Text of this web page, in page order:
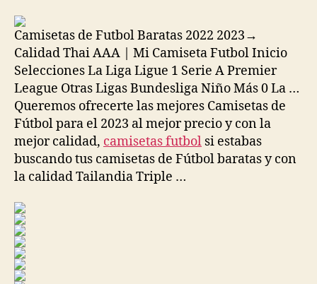
Camisetas de Futbol Baratas 2022 2023→
Calidad Thai AAA | Mi Camiseta Futbol Inicio
Selecciones La Liga Ligue 1 Serie A Premier
League Otras Ligas Bundesliga Niño Más 0 La …
Queremos ofrecerte las mejores Camisetas de
Fútbol para el 2023 al mejor precio y con la
mejor calidad, camisetas futbol si estabas
buscando tus camisetas de Fútbol baratas y con
la calidad Tailandia Triple …